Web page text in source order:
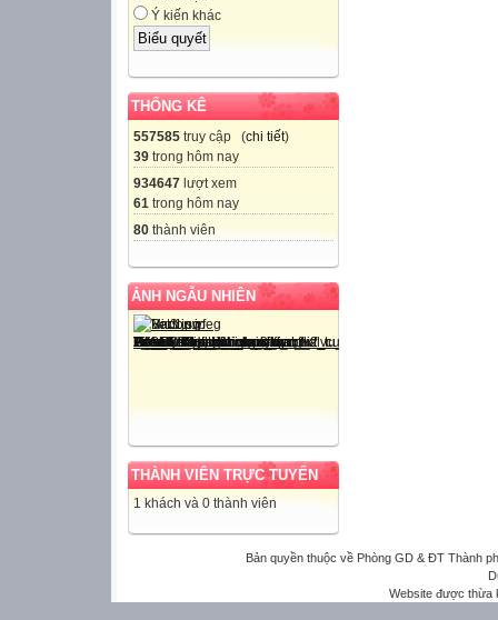
Ý kiến khác
THỐNG KÊ
557585 truy cập (chi tiết)
39 trong hôm nay
934647 lượt xem
61 trong hôm nay
80 thành viên
ẢNH NGẪU NHIÊN
THÀNH VIÊN TRỰC TUYẾN
1 khách và 0 thành viên
Bản quyền thuộc về Phòng GD & ĐT Thành
Website được thừa